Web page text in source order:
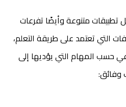
تطبيقات متنوعة وأيضًا تفرعات
التي تعتمد على طريقة التعلم،
حسب المهام التي يؤديها إلى